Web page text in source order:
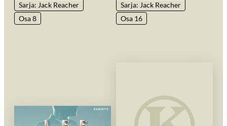
Sarja: Jack Reacher
Osa 8
Sarja: Jack Reacher
Osa 16